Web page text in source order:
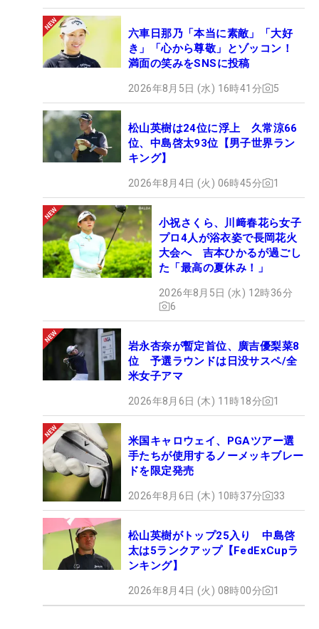
六車日那乃「本当に素敵」「大好
き」「心から尊敬」とゾッコン！
満面の笑みをSNSに投稿
2026年8月5日 (水) 16時41分 5
松山英樹は24位に浮上 久常涼66
位、中島啓太93位【男子世界ラン
キング】
2026年8月4日 (火) 06時45分 1
小祝さくら、川﨑春花ら女子
プロ4人が浴衣姿で長岡花火
大会へ 吉本ひかるが過ごし
た「最高の夏休み！」
2026年8月5日 (水) 12時36分
6
岩永杏奈が暫定首位、廣吉優梨菜8
位 予選ラウンドは日没サスペ/全
米女子アマ
2026年8月6日 (木) 11時18分 1
米国キャロウェイ、PGAツアー選
手たちが使用するノーメッキブレー
ドを限定発売
2026年8月6日 (木) 10時37分 33
松山英樹がトップ25入り 中島啓
太は5ランクアップ【FedExCupラ
ンキング】
2026年8月4日 (火) 08時00分 1